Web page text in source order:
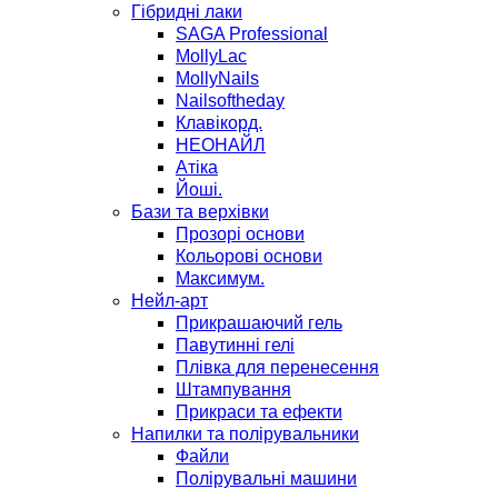
Гібридні лаки
SAGA Professional
MollyLac
MollyNails
Nailsoftheday
Клавікорд.
НЕОНАЙЛ
Атіка
Йоші.
Бази та верхівки
Прозорі основи
Кольорові основи
Максимум.
Нейл-арт
Прикрашаючий гель
Павутинні гелі
Плівка для перенесення
Штампування
Прикраси та ефекти
Напилки та полірувальники
Файли
Полірувальні машини